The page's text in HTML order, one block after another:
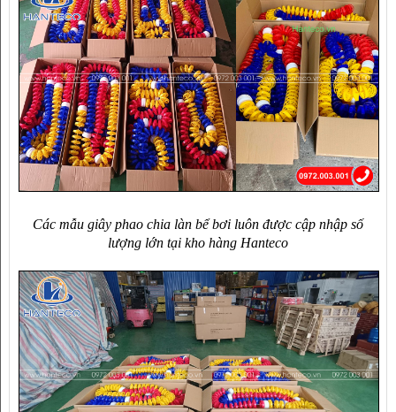
Các mẫu giây phao chia làn bể bơi luôn được cập nhập số
lượng lớn tại kho hàng Hanteco